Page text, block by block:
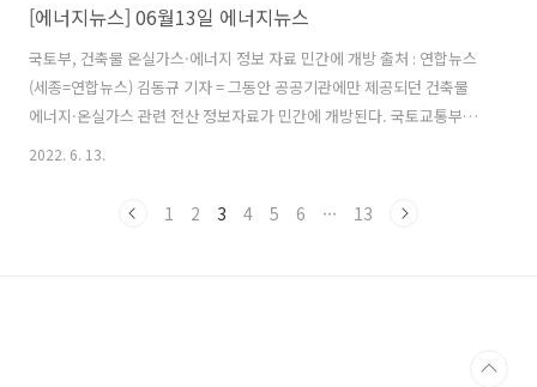
[에너지뉴스] 06월13일 에너지뉴스
국토부, 건축물 온실가스·에너지 정보 자료 민간에 개방 출처 : 연합뉴스
(세종=연합뉴스) 김동규 기자 = 그동안 공공기관에만 제공되던 건축물
에너지·온실가스 관련 전산 정보자료가 민간에 개방된다. 국토교통부는
이런 내용을 골자로 한 '건축물 에너지·온실가스 정보체계 운영규정' 개
건축물에서 사용하는 전기, 가스, 지역난방 등 에너지 정보를 수집하고
2022. 6. 13.
1 2 3 4 5 6 ··· 13